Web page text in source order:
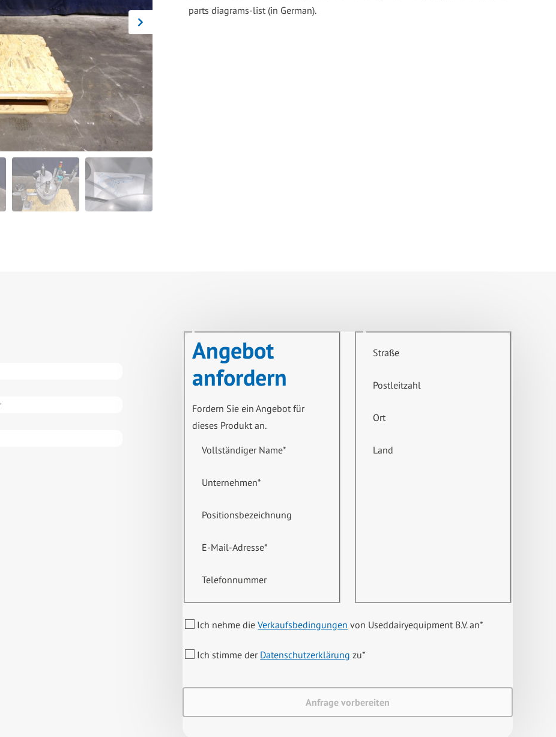
device
users
use
touch
swipe
gestures.
parts diagrams-list (in German).
Angebot
anfordern
Fordern Sie ein Angebot für
dieses Produkt an.
Vollständiger Name*
Unternehmen*
Positionsbezeichnung
E-Mail-Adresse*
Telefonnummer
Straße
Postleitzahl
Ort
Land
Ich nehme dieVerkaufsbedingungen von Useddairyequipment B.V. an*
Ich stimme der Datenschutzerklärung zu*
Anfrage vorbereiten